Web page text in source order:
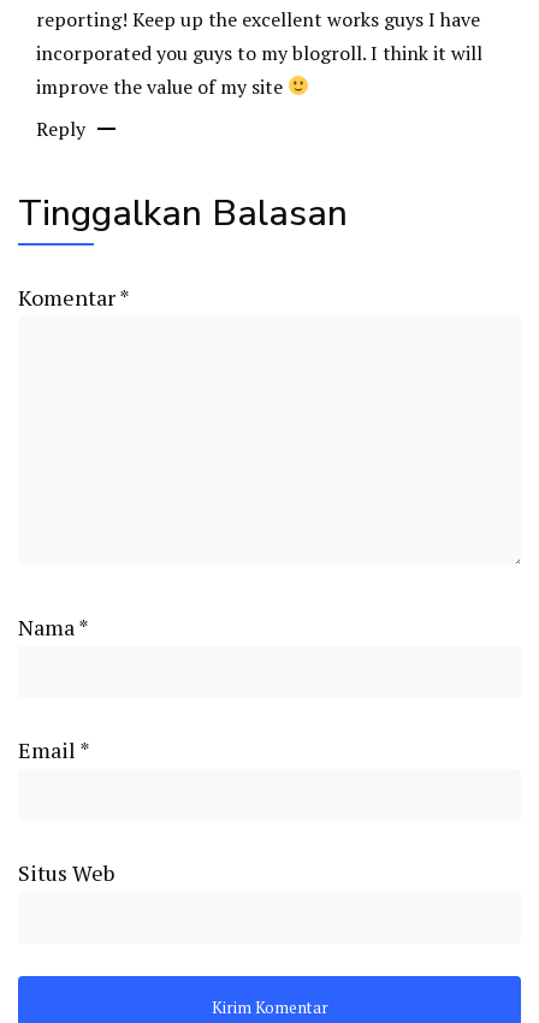
reporting! Keep up the excellent works guys I have
incorporated you guys to my blogroll. I think it will
improve the value of my site
Reply
Tinggalkan Balasan
Komentar*
Nama *
Email *
Situs Web